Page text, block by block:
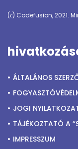
(с) Codefusion, 2021.
ÁLTALÁNOS
JOGI
TÁJÉKOZTATÓ A
IMPRESSZUM